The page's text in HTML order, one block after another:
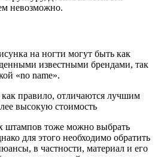
невозможно.
на ногти могут быть как
известными брендами, так
«no name».
правило, отличаются лучшим
высокую стоимость
штампов тоже можно выбрать
для этого необходимо обратить
в частности, материал и его